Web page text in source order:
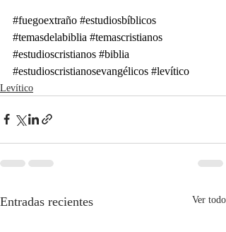
#fuegoextraño #estudiosbíblicos
#temasdelabiblia #temascristianos
#estudioscristianos #biblia
#estudioscristianosevangélicos #levítico
Levítico
Entradas recientes Ver todo